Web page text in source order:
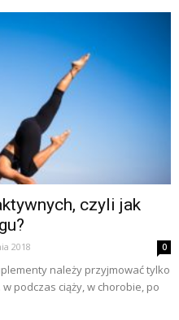
czyli jak
2018 0
należy przyjmować tylko
podczas ciąży, w chorobie, po